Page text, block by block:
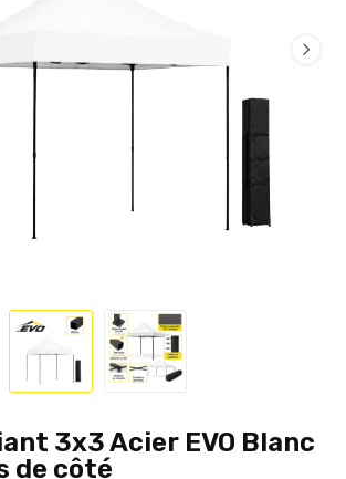
3x3 Acier EVO Blanc
de côté